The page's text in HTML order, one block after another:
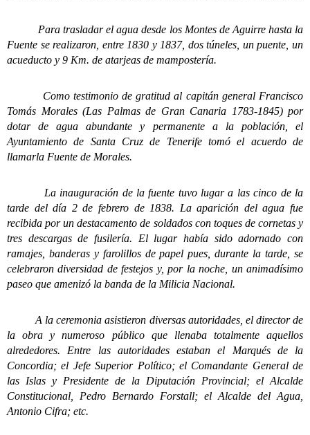
Para trasladar el agua desde los Montes de Aguirre hasta la
Fuente se realizaron, entre 1830 y 1837, dos túneles, un puente, un
acueducto y 9 Km. de atarjeas de mampostería.
Como testimonio de gratitud al capitán general Francisco
Tomás Morales (Las Palmas de Gran Canaria 1783-1845) por
dotar de agua abundante y permanente a la población, el
Ayuntamiento de Santa Cruz de Tenerife tomó el acuerdo de
llamarla Fuente de Morales.
La inauguración de la fuente tuvo lugar a las cinco de la
tarde del día 2 de febrero de 1838. La aparición del agua fue
recibida por un destacamento de soldados con toques de cornetas y
tres descargas de fusilería. El lugar había sido adornado con
ramajes, banderas y farolillos de papel pues, durante la tarde, se
celebraron diversidad de festejos y, por la noche, un animadísimo
paseo que amenizó la banda de la Milicia Nacional.
A la ceremonia asistieron diversas autoridades, el director de
la obra y numeroso público que llenaba totalmente aquellos
alrededores. Entre las autoridades estaban el Marqués de la
Concordia; el Jefe Superior Político; el Comandante General de
las Islas y Presidente de la Diputación Provincial; el Alcalde
Constitucional, Pedro Bernardo Forstall; el Alcalde del Agua,
Antonio Cifra; etc.